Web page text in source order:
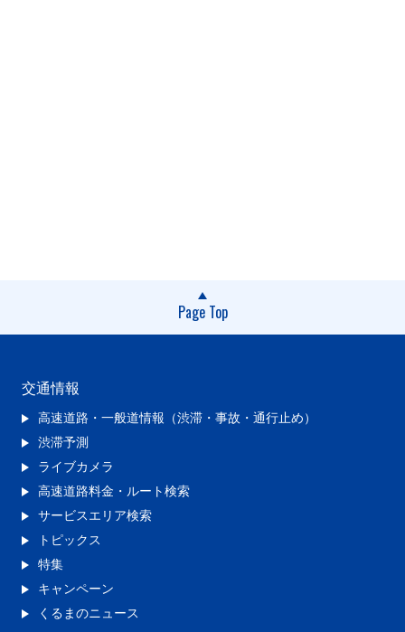
Page Top
交通情報
高速道路・一般道情報（渋滞・事故・通行止め）
渋滞予測
ライブカメラ
高速道路料金・ルート検索
サービスエリア検索
トピックス
特集
キャンペーン
くるまのニュース